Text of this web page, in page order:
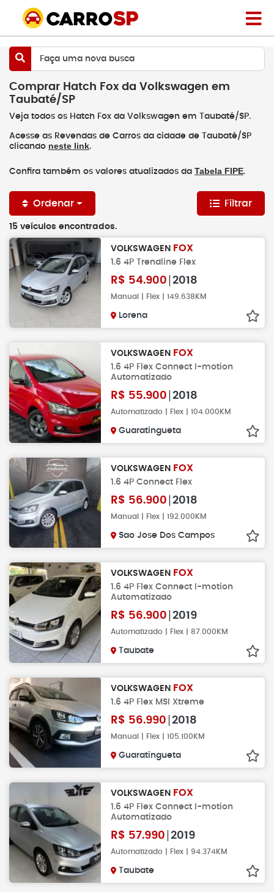
Faça uma nova busca
Comprar Hatch Fox da Volkswagen em
Taubaté/SP
Veja todos os Hatch Fox da Volkswagen em Taubaté/SP.
Acesse as Revendas de Carros da cidade de Taubaté/SP
clicando neste link.
Confira também os valores atualizados da Tabela FIPE.
Ordenar Filtrar
15 veículos encontrados.
VOLKSWAGEN FOX
1.6 4P Trendline Flex
R$ 54.900 2018
Manual | Flex | 149.638KM
Lorena
VOLKSWAGEN FOX
1.6 4P Flex Connect I-motion
Automatizado
R$ 55.900 2018
Automatizado | Flex | 104.000KM
Guaratingueta
VOLKSWAGEN FOX
1.6 4P Connect Flex
R$ 56.900 2018
Manual | Flex | 192.000KM
Sao Jose Dos Campos
VOLKSWAGEN FOX
1.6 4P Flex Connect I-motion
Automatizado
R$ 56.900 2019
Automatizado | Flex | 87.000KM
Taubate
VOLKSWAGEN FOX
1.6 4P Flex MSI Xtreme
R$ 56.990 2018
Manual | Flex | 105.100KM
Guaratingueta
VOLKSWAGEN FOX
1.6 4P Flex Connect I-motion
Automatizado
R$ 57.990 2019
Automatizado | Flex | 94.374KM
Taubate